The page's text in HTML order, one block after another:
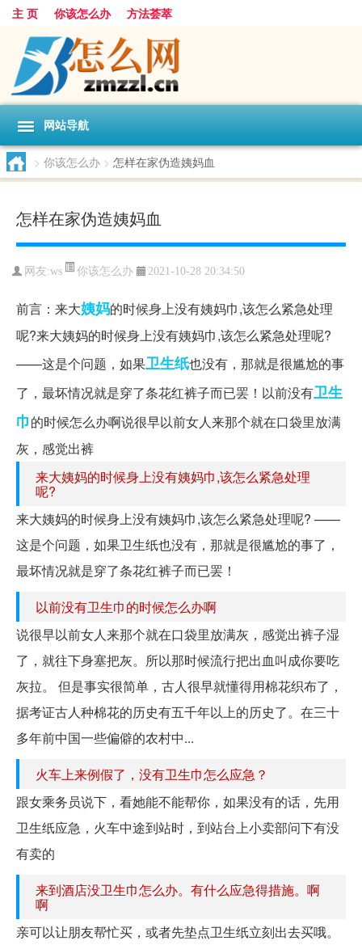
主 页 你该怎么办 方法荟萃
网站导航
> 你该怎么办 > 怎样在家伪造姨妈血
怎样在家伪造姨妈血
网友:ws 你该怎么办 2021-10-28 20:34:50
前言：来大姨妈的时候身上没有姨妈巾,该怎么紧急处理
呢?来大姨妈的时候身上没有姨妈巾,该怎么紧急处理呢?
——这是个问题，如果卫生纸也没有，那就是很尴尬的事
了，最坏情况就是穿了条花红裤子而已罢！以前没有卫生
巾的时候怎么办啊说很早以前女人来那个就在口袋里放满
灰，感觉出裤
来大姨妈的时候身上没有姨妈巾,该怎么紧急处理
呢?
来大姨妈的时候身上没有姨妈巾,该怎么紧急处理呢? ——
这是个问题，如果卫生纸也没有，那就是很尴尬的事了，
最坏情况就是穿了条花红裤子而已罢！
以前没有卫生巾的时候怎么办啊
说很早以前女人来那个就在口袋里放满灰，感觉出裤子湿
了，就往下身塞把灰。所以那时候流行把出血叫成你要吃
灰拉。 但是事实很简单，古人很早就懂得用棉花织布了，
据考证古人种棉花的历史有五千年以上的历史了。在三十
多年前中国一些偏僻的农村中...
火车上来例假了，没有卫生巾怎么应急？
跟女乘务员说下，看她能不能帮你，如果没有的话，先用
卫生纸应急，火车中途到站时，到站台上小卖部问下有没
有卖的
来到酒店没卫生巾怎么办。有什么应急得措施。啊
啊
亲可以让朋友帮忙买，或者先垫点卫生纸立刻出去买哦。